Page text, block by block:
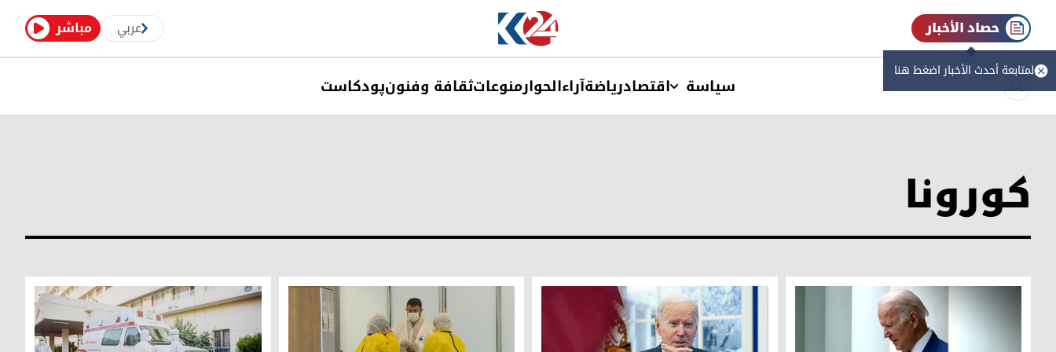
مباشر عربي حصاد الأخبار
لمتابعة أحدث الأخبار اضغط هنا
سیاسة اقتصادریاضةآراءالحوارمنوعاتثقافة وفنونپودکاست
كورونا